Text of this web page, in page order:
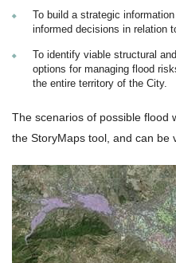
То build a strategic
informed decisions in relation
То identify viable structural
options for managing flood
the entire territory of the City.
The scenarios of possible flood
the StoryMaps tool, and can be